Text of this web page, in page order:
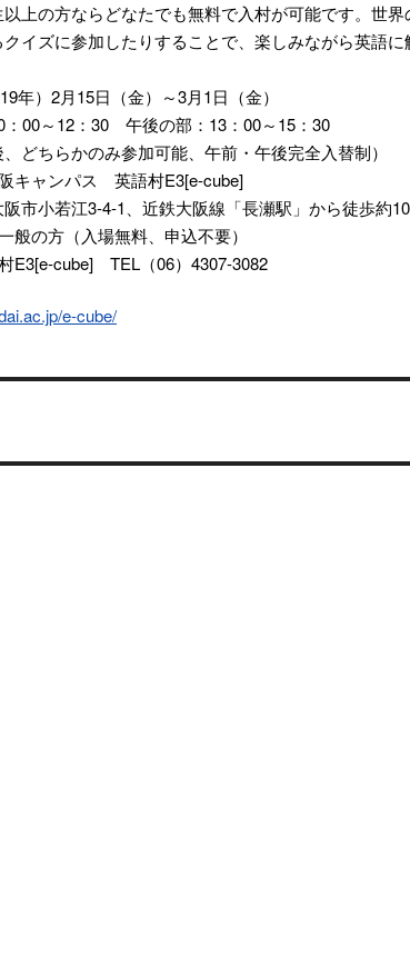
上の方ならどなたでも無料で入村が可能です。世
イズに参加したりすることで、楽しみながら英語に
）2月15日（金）～3月1日（金）
：30 午後の部：13：00～15：30
かのみ参加可能、午前・午後完全入替制）
ャンパス 英語村E3[e-cube]
3-4-1、近鉄大阪線「長瀬駅」から徒歩約10
の方（入場無料、申込不要）
E3[e-cube] TEL（06）4307-3082
e-cube/